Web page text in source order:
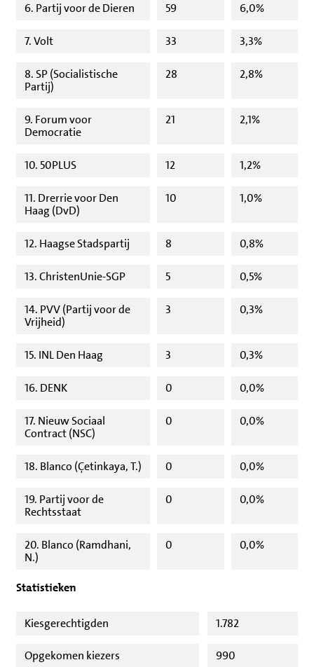
6. Partij voor de Dieren 59 6,0%
7. Volt 33 3,3%
8. SP (Socialistische
Partij)
28 2,8%
9. Forum voor
Democratie
21 2,1%
10. 50PLUS 12 1,2%
11. Drerrie voor Den
Haag (DvD)
10 1,0%
12. Haagse Stadspartij 8 0,8%
13. ChristenUnie-SGP 5 0,5%
14. PVV (Partij voor de
Vrijheid)
3 0,3%
15. INL Den Haag 3 0,3%
16. DENK 0 0,0%
17. Nieuw Sociaal
Contract (NSC)
0 0,0%
18. Blanco (Çetinkaya, T.) 0 0,0%
19. Partij voor de
Rechtsstaat
0 0,0%
20. Blanco (Ramdhani,
N.)
0 0,0%
Statistieken
Kiesgerechtigden 1.782
Opgekomen kiezers 990